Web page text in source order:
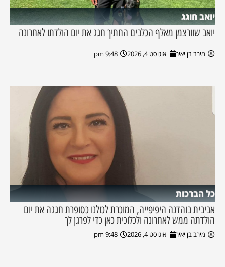
יואב חוגג
יואב שוורצמן מאלף הכלבים החתיך חגג את יום הולדתו לאחרונה
מירב בן יאיר אוגוסט 4, 2026 9:48 pm
כל הברכות
אביבית בוהדנה היפיפייה, המוכרת לכולנו כסופרת חגגה את יום
הולדתה ממש לאחרונה ולכלוכית כאן כדי לפרגן לך
מירב בן יאיר אוגוסט 4, 2026 9:48 pm